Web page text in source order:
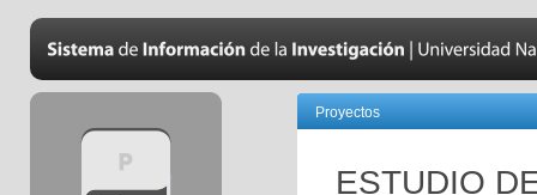
Proyectos
ESTUDIO